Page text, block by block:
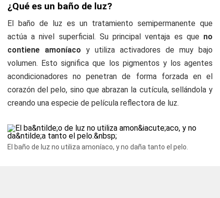
¿Qué es un baño de luz?
El baño de luz es un tratamiento semipermanente que
actúa a nivel superficial. Su principal ventaja es que no
contiene amoníaco y utiliza activadores de muy bajo
volumen. Esto significa que los pigmentos y los agentes
acondicionadores no penetran de forma forzada en el
corazón del pelo, sino que abrazan la cutícula, sellándola y
creando una especie de película reflectora de luz.
El baño de luz no utiliza amoníaco, y no daña tanto el pelo.